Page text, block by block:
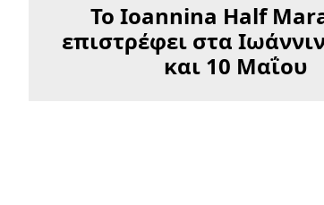
Το Ioannina Half
επιστρέφει στα
και 10 Μαΐου